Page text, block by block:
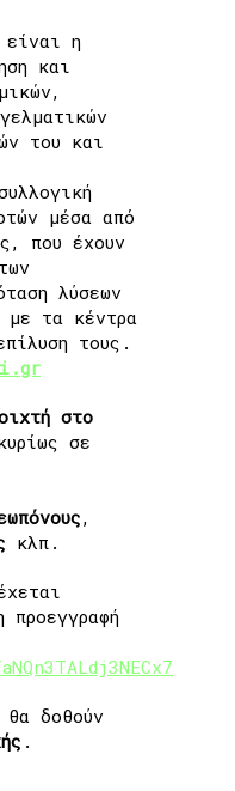
είναι η
και
του και
μέσα από
που έχουν
λύσεων
με τα κέντρα
τους.
στο
σε
,
κλπ.
προεγγραφή
θα δοθούν
.